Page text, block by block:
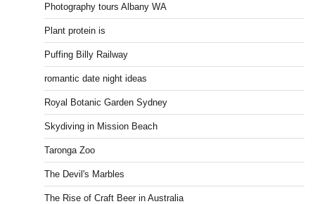
Photography tours Albany WA
Plant protein is
Puffing Billy Railway
romantic date night ideas
Royal Botanic Garden Sydney
Skydiving in Mission Beach
Taronga Zoo
The Devil's Marbles
The Rise of Craft Beer in Australia